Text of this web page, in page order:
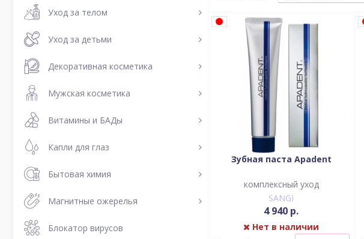
Уход за телом
Уход за детьми
Декоративная косметика
Мужская косметика
Витамины и БАДы
Капли для глаз
Бытовая химия
Магнитные ожерелья
Блокатор вирусов
Зубная паста Apadent
комплексный уход
SANGI
4 940 р.
Нет в наличии